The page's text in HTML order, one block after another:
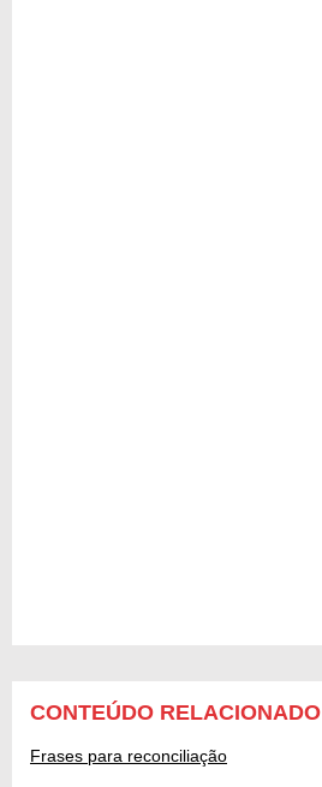
CONTEÚDO RELACIONADO
Frases para reconciliação